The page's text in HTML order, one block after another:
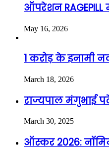
ऑपरेशन RAGEPILL
May 16, 2026
1 करोड़ के इनामी
March 18, 2026
राज्यपाल मंगुभाई
March 30, 2025
ऑस्कर 2026: